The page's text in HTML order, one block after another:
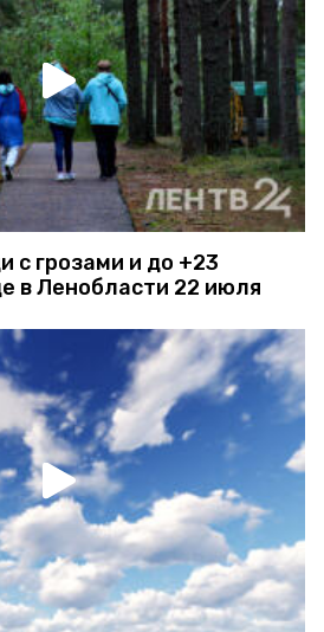
с грозами и до +23
в Ленобласти 22 июля